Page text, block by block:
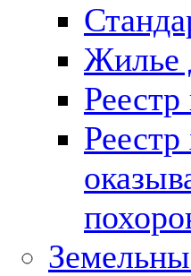
Жилье